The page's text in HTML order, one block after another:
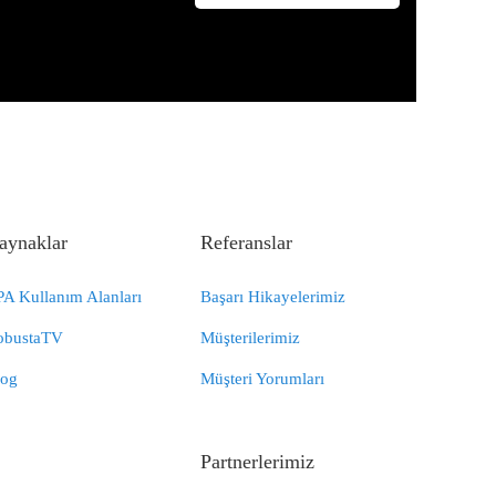
Kullanım Alanları
Referanslar
Başarı Hikayelerimiz
Müşterilerimiz
Müşteri Yorumları
Partnerlerimiz